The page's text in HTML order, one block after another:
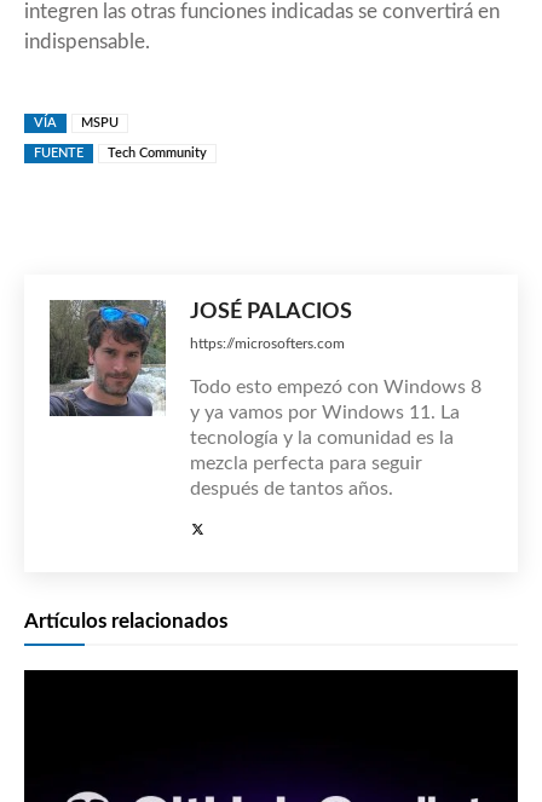
integren las otras funciones indicadas se convertirá en
indispensable.
VÍA MSPU
FUENTE Tech Community
JOSÉ PALACIOS
https://microsofters.com
Todo esto empezó con Windows 8
y ya vamos por Windows 11. La
tecnología y la comunidad es la
mezcla perfecta para seguir
después de tantos años.
Artículos relacionados